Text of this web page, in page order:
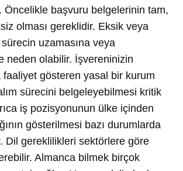
Öncelikle başvuru belgelerinin tam,
olması gereklidir. Eksik veya
uzamasına veya
neden olabilir. İşvereninizin
faaliyet gösteren yasal bir kurum
sürecini belgeleyebilmesi kritik
iş pozisyonunun ülke içinden
gösterilmesi bazı durumlarda
Dil gereklilikleri sektörlere göre
Almanca bilmek birçok